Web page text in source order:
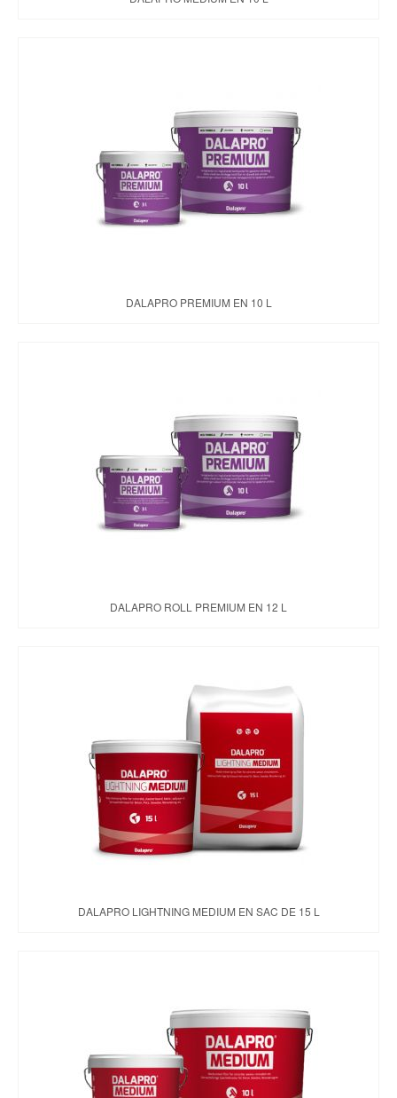
DALAPRO PREMIUM EN 10 L
DALAPRO ROLL PREMIUM EN 12 L
DALAPRO LIGHTNING MEDIUM EN SAC DE 15 L